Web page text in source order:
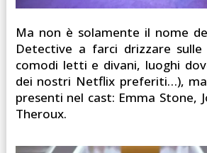
Ma non è solamente il nome
Detective a farci drizzare
comodi letti e divani, luoghi
dei nostri Netflix preferiti…),
presenti nel cast: Emma Stone,
Theroux.